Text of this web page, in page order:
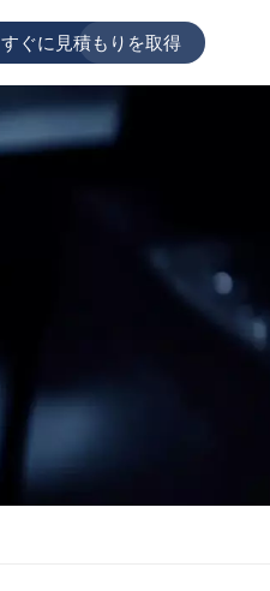
すぐに見積もりを取得